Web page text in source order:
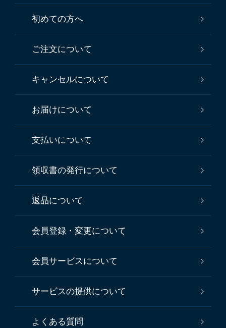
初めての方へ
ご注文について
キャンセルについて
お届けについて
支払いについて
領収書の発行について
返品について
会員登録・変更について
会員サービスについて
サービスの提供について
よくある質問